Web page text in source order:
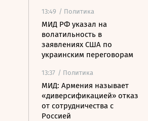
13:49 / Политика
МИД РФ указал на
волатильность в
заявлениях США по
украинским переговорам
13:37 / Политика
МИД: Армения называет
«диверсификацией» отказ
от сотрудничества с
Россией